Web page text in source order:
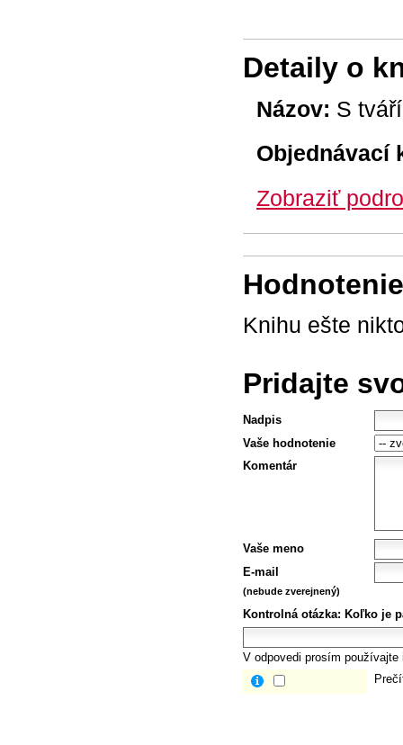
Detaily o
Názov: S
Objednávací
Zobraziť
Knihu ešte
Pridajte
Nadpis
Vaše hodnotenie
Komentár
Vaše meno
E-mail
(nebude zverejnený)
Kontrolná otázka: Koľko je
V odpovedi prosím